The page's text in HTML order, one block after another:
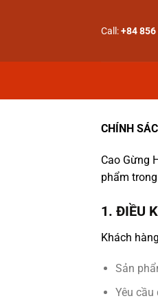
dung
Call:+84
CHÍNH
Cao Gừng
phẩm
1. ĐIỀU
Khách
Sản
Yêu